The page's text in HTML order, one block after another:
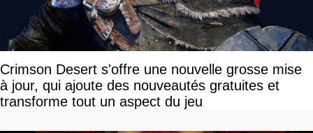
Crimson Desert s'offre une nouvelle grosse mise
à jour, qui ajoute des nouveautés gratuites et
transforme tout un aspect du jeu